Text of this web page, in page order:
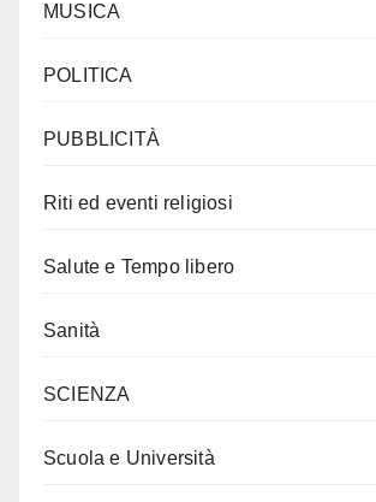
MUSICA
POLITICA
PUBBLICITÀ
Riti ed eventi religiosi
Salute e Tempo libero
Sanità
SCIENZA
Scuola e Università